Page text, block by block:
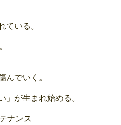
いる。
でいく。
が生まれ始める。
ナンス